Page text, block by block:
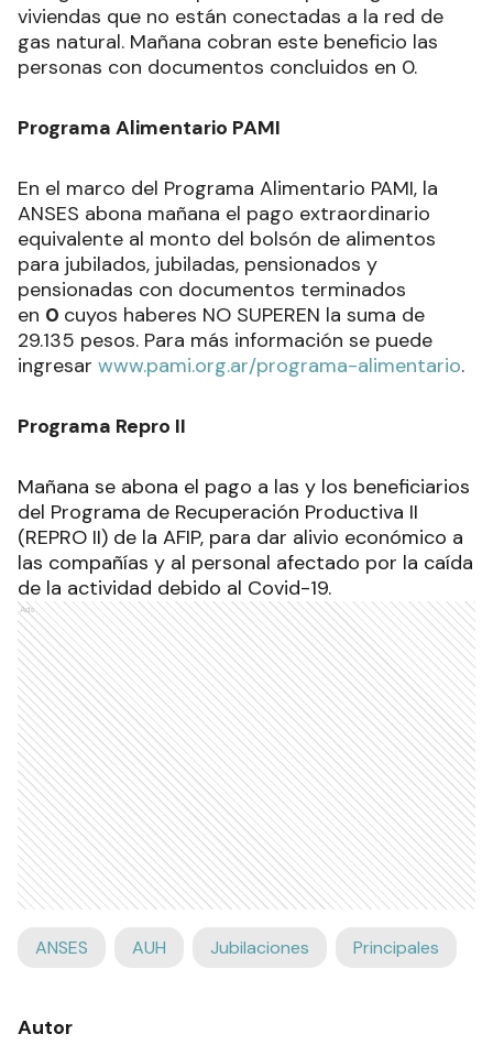
viviendas que no están conectadas a la red de
gas natural. Mañana cobran este beneficio las
personas con documentos concluidos en 0.
Programa Alimentario PAMI
En el marco del Programa Alimentario PAMI, la
ANSES abona mañana el pago extraordinario
equivalente al monto del bolsón de alimentos
para jubilados, jubiladas, pensionados y
pensionadas con documentos terminados
en 0 cuyos haberes NO SUPEREN la suma de
29.135 pesos. Para más información se puede
ingresar www.pami.org.ar/programa-alimentario.
Programa Repro II
Mañana se abona el pago a las y los beneficiarios
del Programa de Recuperación Productiva II
(REPRO II) de la AFIP, para dar alivio económico a
las compañías y al personal afectado por la caída
de la actividad debido al Covid-19.
Ads
ANSES AUH Jubilaciones Principales
Autor